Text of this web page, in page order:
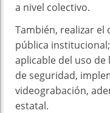
a nivel colectivo.
También, realizar
pública
aplicable del uso de
de seguridad,
videograbación,
estatal.